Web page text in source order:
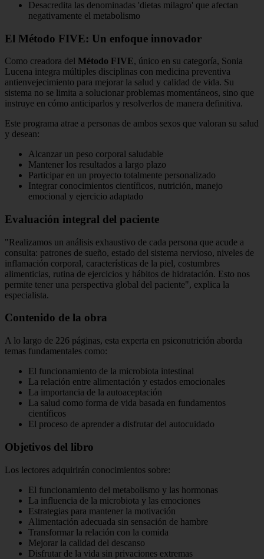
Desacredita las denominadas 'dietas milagro' que afectan
negativamente el metabolismo
El Método FIVE: Un enfoque innovador
Como creadora del Método FIVE, único en su categoría, Sonia
Lucena integra múltiples disciplinas con medicina preventiva
antienvejecimiento para mejorar la salud y calidad de vida. Su
sistema no se limita a solucionar problemas momentáneos, sino que
instruye en cómo anticiparlos y resolverlos de manera definitiva.
Este programa atrae a personas de ambos sexos que valoran su salud
y desean:
Alcanzar un peso corporal saludable
Mantener los resultados a largo plazo
Participar en un proyecto totalmente personalizado
Integrar conocimientos científicos, nutrición, manejo
emocional y ejercicio adaptado
Evaluación integral del paciente
"Realizamos un análisis exhaustivo de cada persona que acude a
consulta: patrones de sueño, estado del sistema nervioso, niveles de
inflamación corporal, características de la piel, costumbres
alimenticias, rutina de ejercicios y hábitos de hidratación. Esto nos
permite tener una perspectiva global del paciente", explica la
especialista.
Contenido de la obra
A lo largo de 226 páginas, esta experta en psiconutrición aborda
temas fundamentales como:
El funcionamiento de la microbiota intestinal
La relación entre alimentación y estados emocionales
La importancia de la autoaceptación
La salud como forma de vida basada en fundamentos
científicos
El proceso de aprender a disfrutar del autocuidado
Objetivos del libro
Los lectores adquirirán conocimientos sobre:
El funcionamiento del metabolismo y las hormonas
La influencia de la microbiota y las emociones
Estrategias para mantener la motivación
Alimentación adecuada sin sensación de hambre
Transformar la relación con la comida
Mejorar la calidad del descanso
Disfrutar de la vida sin privaciones extremas